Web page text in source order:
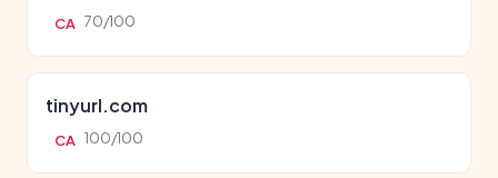
CA 70/100
tinyurl.com
CA 100/100